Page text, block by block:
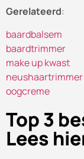
Top 3
Lees
Gerelateerd:
baardbalsem
baardtrimmer
make up kwast
neushaartrimmer
oogcreme